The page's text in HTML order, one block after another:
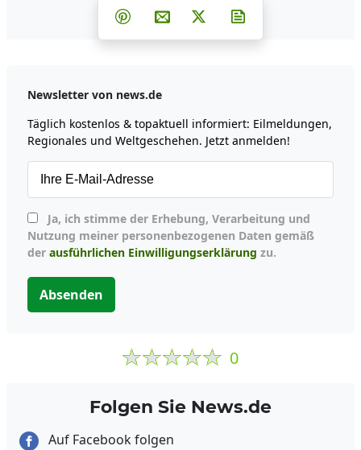
Teilen auf Facebook
Teilen auf Whatsapp
Teilen auf Telegram
Teilen auf Pinterest
Per E-Mail teilen
Post auf X
Newsletter von news.de
Täglich kostenlos & topaktuell informiert: Eilmeldungen,
Regionales und Weltgeschehen. Jetzt anmelden!
Nutzung meiner personenbezogenen Daten gemäß
der ausführlichen Einwilligungserklärung zu.
Absenden
0
Folgen Sie News.de
Auf Facebook folgen